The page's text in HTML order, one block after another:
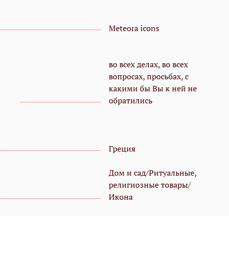
Meteora icons
во всех делах, во всех
вопросах, просьбах, с
какими бы Вы к ней не
обратились
Греция
Дом и сад/Ритуальные,
религиозные товары/
Икона